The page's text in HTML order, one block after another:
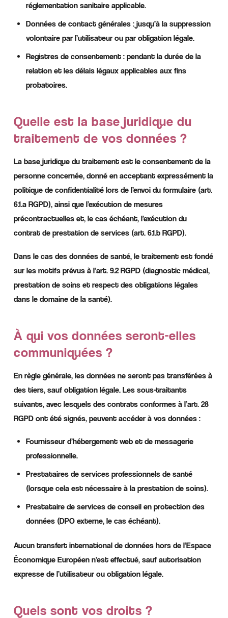
réglementation sanitaire applicable.
Données de contact générales : jusqu’à la suppression
volontaire par l’utilisateur ou par obligation légale.
Registres de consentement : pendant la durée de la
relation et les délais légaux applicables aux fins
probatoires.
Quelle est la base juridique du
traitement de vos données ?
La base juridique du traitement est le consentement de la
personne concernée, donné en acceptant expressément la
politique de confidentialité lors de l’envoi du formulaire (art.
6.1.a RGPD), ainsi que l’exécution de mesures
précontractuelles et, le cas échéant, l’exécution du
contrat de prestation de services (art. 6.1.b RGPD).
Dans le cas des données de santé, le traitement est fondé
sur les motifs prévus à l’art. 9.2 RGPD (diagnostic médical,
prestation de soins et respect des obligations légales
dans le domaine de la santé).
À qui vos données seront-elles
communiquées ?
En règle générale, les données ne seront pas transférées à
des tiers, sauf obligation légale. Les sous-traitants
suivants, avec lesquels des contrats conformes à l’art. 28
RGPD ont été signés, peuvent accéder à vos données :
Fournisseur d’hébergement web et de messagerie
professionnelle.
Prestataires de services professionnels de santé
(lorsque cela est nécessaire à la prestation de soins).
Prestataire de services de conseil en protection des
données (DPO externe, le cas échéant).
Aucun transfert international de données hors de l’Espace
Économique Européen n’est effectué, sauf autorisation
expresse de l’utilisateur ou obligation légale.
Quels sont vos droits ?